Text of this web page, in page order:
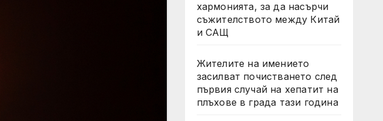
хармонията, за да насърчи
съжителството между Китай
и САЩ
Жителите на имението
засилват почистването след
първия случай на хепатит на
плъхове в града тази година